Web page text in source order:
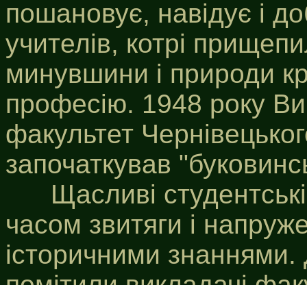
пошановує, навідує і
учителів, котрі
минувшини і природи
професію. 1948 року
факультет
започаткував
Щасливі
часом звитяги і
історичними знаннями.